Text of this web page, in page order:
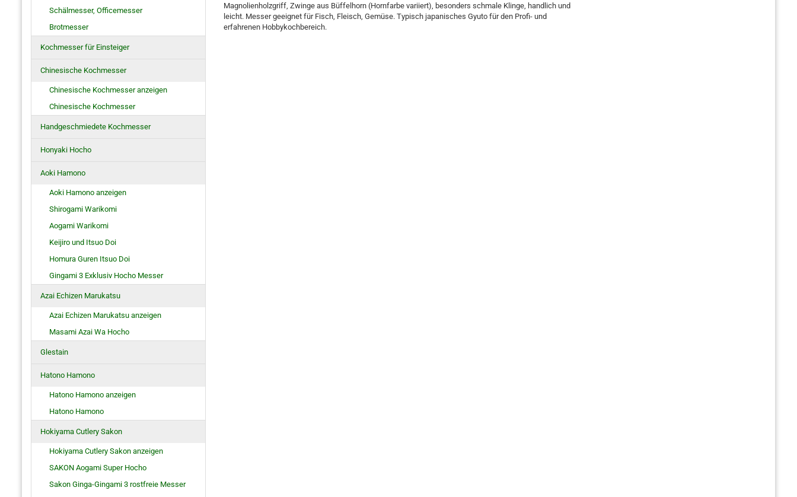
Magnolienholzgriff, Zwinge aus Büffelhorn (Hornfarbe variiert), besonders schmale Klinge, handlich und
leicht. Messer geeignet für Fisch, Fleisch, Gemüse. Typisch japanisches Gyuto für den Profi- und
erfahrenen Hobbykochbereich.
Schälmesser, Officemesser
Brotmesser
Kochmesser für Einsteiger
Chinesische Kochmesser
Chinesische Kochmesser anzeigen
Chinesische Kochmesser
Handgeschmiedete Kochmesser
Honyaki Hocho
Aoki Hamono
Aoki Hamono anzeigen
Shirogami Warikomi
Aogami Warikomi
Keijiro und Itsuo Doi
Homura Guren Itsuo Doi
Gingami 3 Exklusiv Hocho Messer
Azai Echizen Marukatsu
Azai Echizen Marukatsu anzeigen
Masami Azai Wa Hocho
Glestain
Hatono Hamono
Hatono Hamono anzeigen
Hatono Hamono
Hokiyama Cutlery Sakon
Hokiyama Cutlery Sakon anzeigen
SAKON Aogami Super Hocho
Sakon Ginga-Gingami 3 rostfreie Messer